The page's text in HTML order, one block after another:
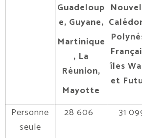
Guadeloup
e, Guyane,
Martinique
, La
Réunion,
Mayotte
îles
et
Personne
seule
28 606 31